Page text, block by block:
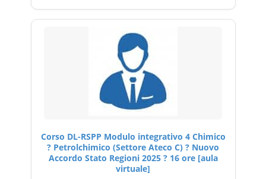
Corso DL-RSPP Modulo integrativo 4 Chimico
? Petrolchimico (Settore Ateco C) ? Nuovo
Accordo Stato Regioni 2025 ? 16 ore [aula
virtuale]